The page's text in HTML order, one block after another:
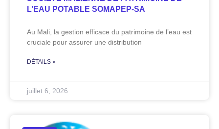
L’EAU POTABLE SOMAPEP-SA
Au Mali, la gestion efficace du patrimoine de l’eau est
cruciale pour assurer une distribution
DÉTAILS »
juillet 6, 2026